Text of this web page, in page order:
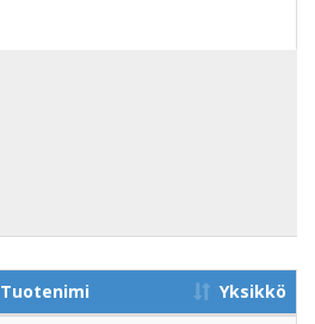
Tuotenimi Yksikkö